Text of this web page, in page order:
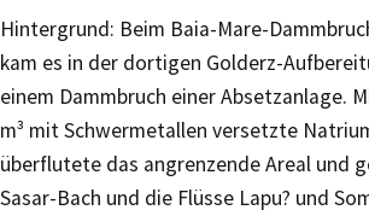
Hintergrund: Beim Baia-Mare-
kam es in der dortigen Golderz-
einem Dammbruch einer Absetzanlage.
m³ mit Schwermetallen versetzte
überflutete das angrenzende Areal und
Sasar-Bach und die Flüsse Lapu? und